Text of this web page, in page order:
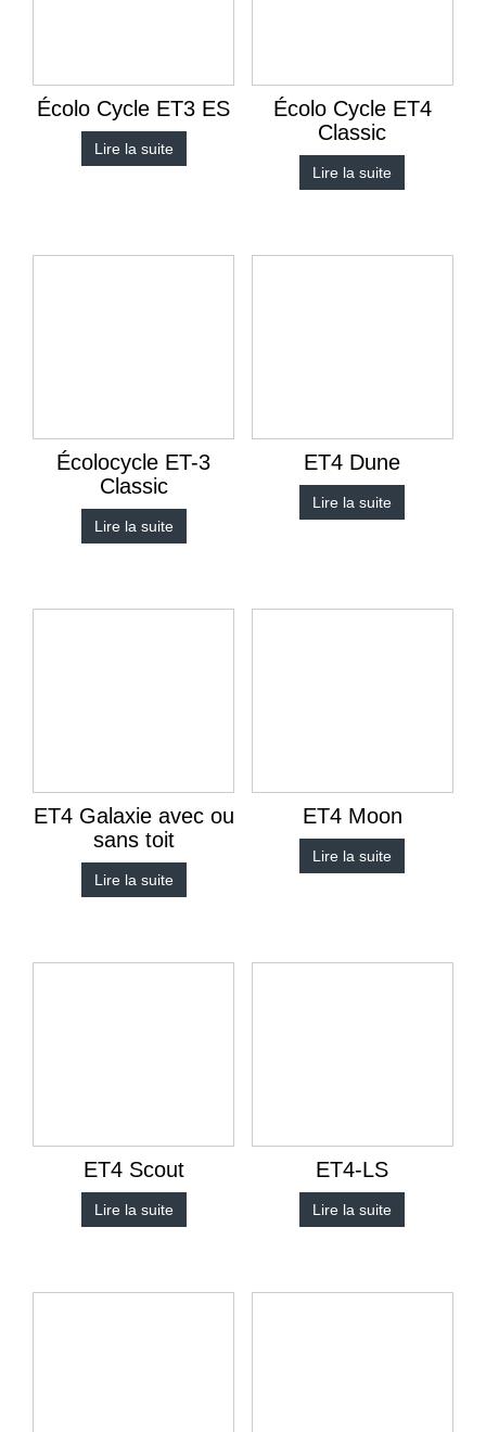
Écolo Cycle ET3 ES
Lire la suite
Écolo Cycle ET4
Classic
Lire la suite
Écolocycle ET-3
Classic
Lire la suite
ET4 Dune
Lire la suite
ET4 Galaxie avec ou
sans toit
Lire la suite
ET4 Moon
Lire la suite
ET4 Scout
Lire la suite
ET4-LS
Lire la suite